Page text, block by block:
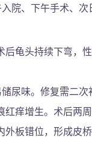
院、下午手术、
后龟头持续下弯，
储尿味。修复需二
红痒增生。术后两
外板错位，形成皮